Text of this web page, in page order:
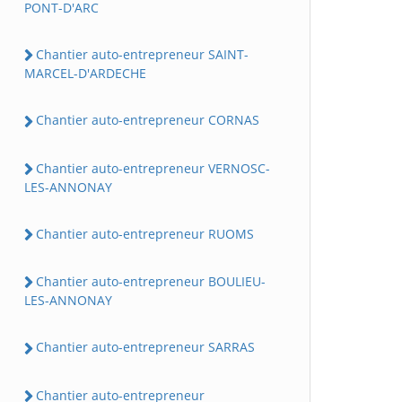
PONT-D'ARC
Chantier auto-entrepreneur SAINT-
MARCEL-D'ARDECHE
Chantier auto-entrepreneur CORNAS
Chantier auto-entrepreneur VERNOSC-
LES-ANNONAY
Chantier auto-entrepreneur RUOMS
Chantier auto-entrepreneur BOULIEU-
LES-ANNONAY
Chantier auto-entrepreneur SARRAS
Chantier auto-entrepreneur